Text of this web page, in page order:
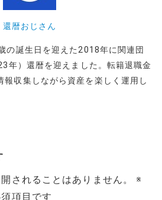
還暦おじさん
の誕生日を迎えた2018年に関連団
年）還暦を迎えました。転籍退職金
報収集しながら資産を楽しく運用し
されることはありません。
※
項目です